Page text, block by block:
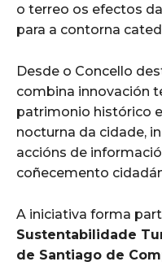
o terreo os efectos
para a contorna
Desde o Concello
combina innovación
patrimonio histórico
nocturna da cidade,
accións de
coñecemento
A iniciativa forma
Sustentabilidade
de Santiago de